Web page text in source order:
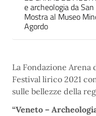
e archeologia da
Mostra al Museo
Agordo
La Fondazione Arena
Festival lirico 2021
sulle bellezze della
“Veneto –